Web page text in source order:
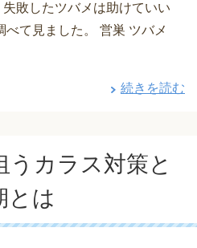
敗したツバメは助けていい
て見ました。 営巣 ツバメ
続きを読む
うカラス対策と
とは